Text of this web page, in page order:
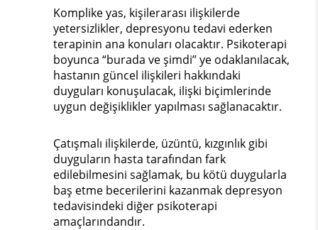
Komplike yas, kişilerarası ilişkilerde
yetersizlikler, depresyonu tedavi ederken
terapinin ana konuları olacaktır. Psikoterapi
boyunca “burada ve şimdi” ye odaklanılacak,
hastanın güncel ilişkileri hakkındaki
duyguları konuşulacak, ilişki biçimlerinde
uygun değişiklikler yapılması sağlanacaktır.
Çatışmalı ilişkilerde, üzüntü, kızgınlık gibi
duyguların hasta tarafından fark
edilebilmesini sağlamak, bu kötü duygularla
baş etme becerilerini kazanmak depresyon
tedavisindeki diğer psikoterapi
amaçlarındandır.